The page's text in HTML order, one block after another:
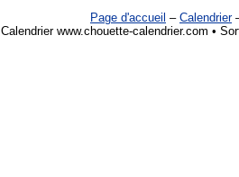
Page d'accueil – Calendrier
Calendrier www.chouette-calendrier.com •